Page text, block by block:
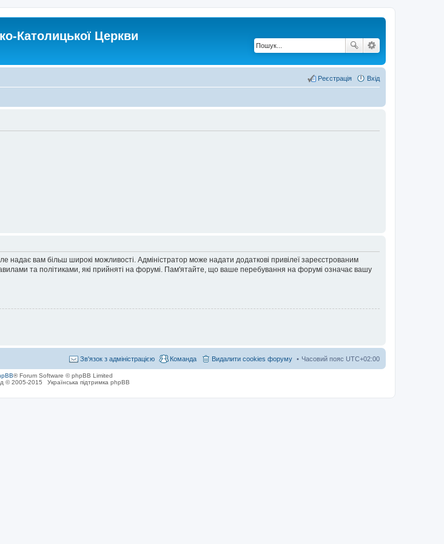
Католицької Церкви
Вхід
Реєстрація
надає вам більш широкі можливості. Адміністратор може надати додаткові привілеї зареєстрованим
та політиками, які прийняті на форумі. Пам'ятайте, що ваше перебування на форумі означає вашу
Часовий пояс UTC+02:00
Видалити cookies форуму
Команда
Зв'язок з адміністрацією
® Forum Software © phpBB Limited
© 2005-2015
Українська підтримка phpBB